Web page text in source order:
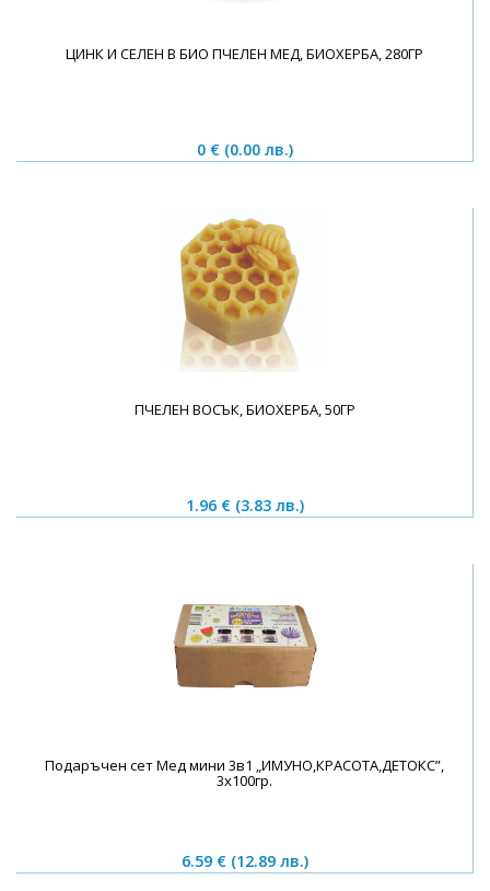
ЦИНК И СЕЛЕН В БИО ПЧЕЛЕН МЕД, БИОХЕРБА, 280ГР
0 € (0.00 лв.)
ПЧЕЛЕН ВОСЪК, БИОХЕРБА, 50ГР
1.96 € (3.83 лв.)
Подаръчен сет Мед мини 3в1 „ИМУНО,КРАСОТА,ДЕТОКС”,
3х100гр.
6.59 € (12.89 лв.)